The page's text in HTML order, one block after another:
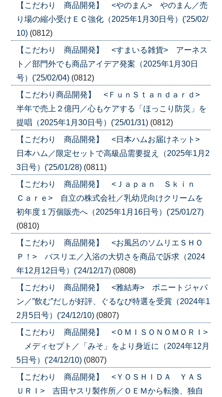
【こだわり 商品開発】 <やのまん> やのまん／売
り場の縮小受けＥＣ強化（2025年1月30日号）('25/02/
10) (0812)
【こだわり 商品開発】 <すまいる雑貨> アーネス
ト／部門外でも商品アイデア発案（2025年1月30日
号）('25/02/04) (0812)
【こだわり商品開発】 <ＦｕｎＳｔａｎｄａｒｄ>
半年で売上２億円／心もケアする「ほっこり防災」を
提唱（2025年1月30日号）('25/01/31) (0812)
【こだわり 商品開発】 <日本ハムお届けネット>
日本ハム／限定セットで高級品需要捉え（2025年1月2
3日号）('25/01/28) (0811)
【こだわり 商品開発】 <Ｊａｐａｎ Ｓｋｉｎ
Ｃａｒｅ> 自立の株式会社／乳幼児向けクリームを
初年度１万個販売へ（2025年1月16日号）('25/01/27)
(0810)
【こだわり 商品開発】 <お風呂のソムリエＳＨＯ
Ｐ！> バスリエ／入浴の大切さを商品で訴求（2024
年12月12日号）('24/12/17) (0808)
【こだわり 商品開発】 <雅結寿> ボニートジャパ
ン／”飲む”だしが好評、ぐるなび特選を受賞（2024年1
2月5日号）('24/12/10) (0807)
【こだわり 商品開発】 <ＯＭＩＳＯＮＯＭＯＲＩ>
メディセプト／「みそ」をより身近に（2024年12月
5日号）('24/12/10) (0807)
【こだわり 商品開発】 <ＹＯＳＨＩＤＡ ＹＡＳ
ＵＲＩ> 吉田ヤスリ製作所／ＯＥＭから転換、独自